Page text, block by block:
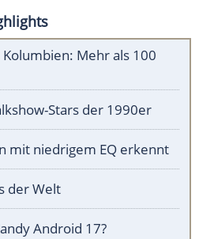
Mehr als 100
Stars der 1990er
mit niedrigem EQ erkennt
der Welt
Android 17?